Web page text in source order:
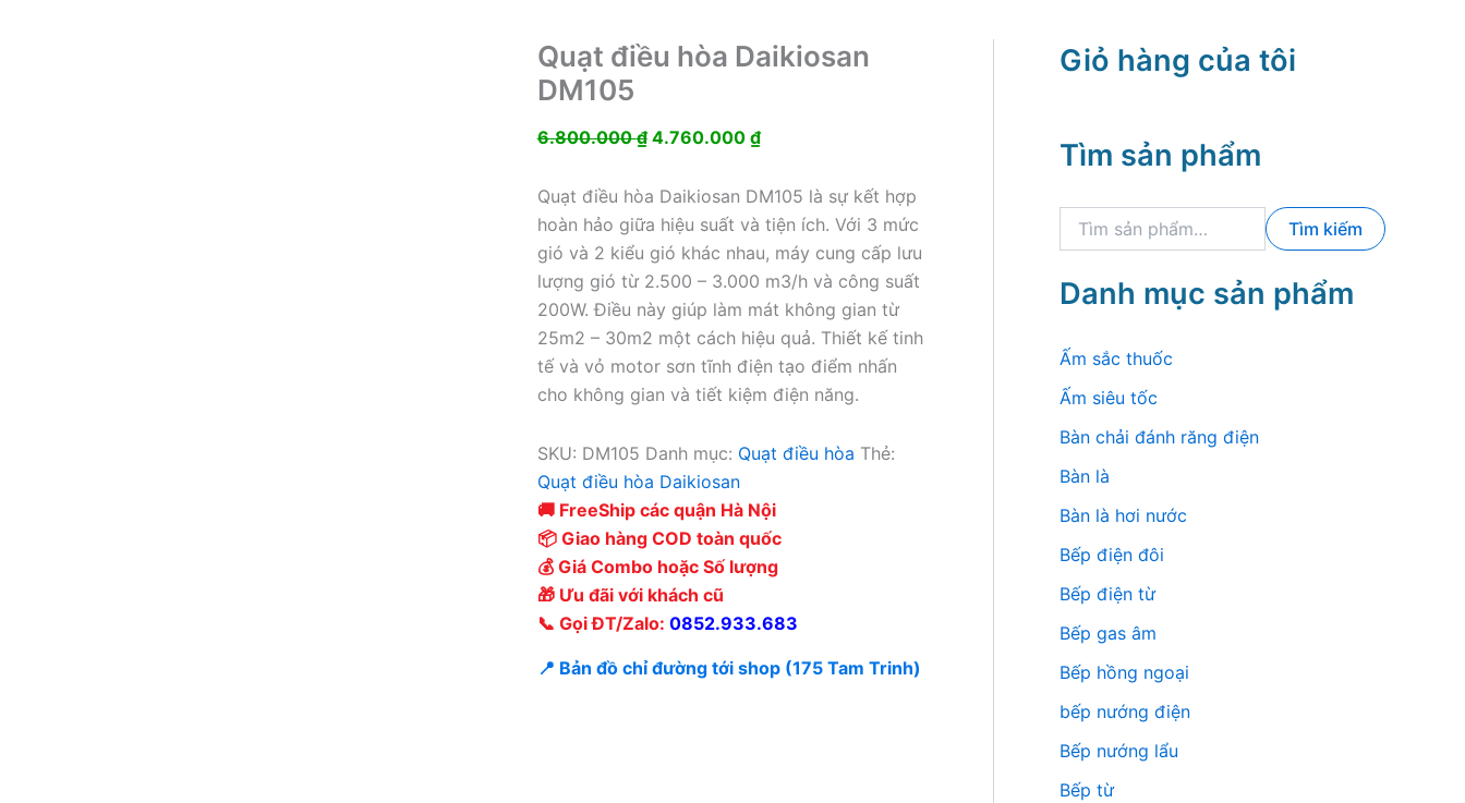
Quạt điều hòa Daikiosan
DM105
6.800.000₫ Giá
là:
6.800.000 ₫.
4.760.000 ₫Giá
tại
là:
4.760.000 ₫.
Quạt điều hòa Daikiosan DM105 là sự kết hợp
hoàn hảo giữa hiệu suất và tiện ích. Với 3 mức
gió và 2 kiểu gió khác nhau, máy cung cấp lưu
lượng gió từ 2.500 – 3.000 m3/h và công suất
200W. Điều này giúp làm mát không gian từ
25m2 – 30m2 một cách hiệu quả. Thiết kế tinh
tế và vỏ motor sơn tĩnh điện tạo điểm nhấn
cho không gian và tiết kiệm điện năng.
SKU: DM105 Danh mục: Quạt điều hòa Thẻ:
Quạt điều hòa Daikiosan
🚚 FreeShip các quận Hà Nội
📦 Giao hàng COD toàn quốc
💰 Giá Combo hoặc Số lượng
🎁 Ưu đãi với khách cũ
📞 Gọi ĐT/Zalo: 0852.933.683
📍 Bản đồ chỉ đường tới shop (175 Tam Trinh)
Giỏ hàng của tôi
Tìm sản phẩm
k
m
:
Tìm kiếm
Danh mục sản phẩm
Ấm sắc thuốc
Ấm siêu tốc
Bàn chải đánh răng điện
Bàn là
Bàn là hơi nước
Bếp điện đôi
Bếp điện từ
Bếp gas âm
Bếp hồng ngoại
bếp nướng điện
Bếp nướng lẩu
Bếp từ